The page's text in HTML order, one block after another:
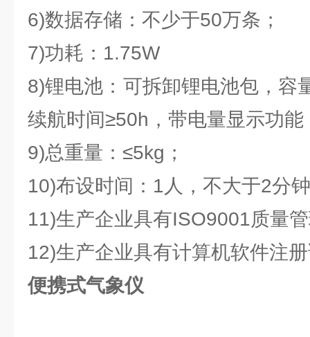
6)数据存储：不少于50万条；
7)功耗：1.75W
8)锂电池：可拆卸锂电池包，容
续航时间≥50h，带电量显示功能
9)总重量：≤5kg；
10)布设时间：1人，不大于2分
11)生产企业具有ISO9001质量
12)生产企业具有计算机软件注
便携式气象仪